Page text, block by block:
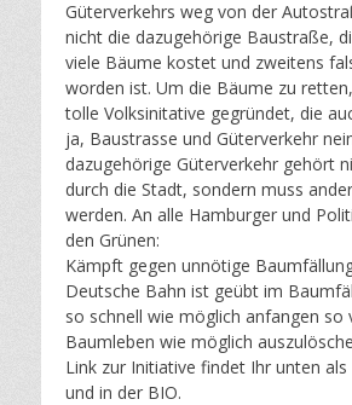
Güterverkehrs weg von der
nicht die dazugehörige Baustraße,
viele Bäume kostet und zweitens
worden ist. Um die Bäume zu
tolle Volksinitative gegründet, die
ja, Baustrasse und Güterverkehr
dazugehörige Güterverkehr gehört
durch die Stadt, sondern muss
werden. An alle Hamburger und
den Grünen:
Kämpft gegen unnötige
Deutsche Bahn ist geübt im
so schnell wie möglich anfangen so
Baumleben wie möglich
Link zur Initiative findet Ihr unten
und in der BIO.